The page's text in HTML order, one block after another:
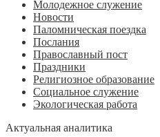
Молодежное служение
Новости
Паломническая поездка
Послания
Православный пост
Праздники
Религиозное образование
Социальное служение
Экологическая работа
Актуальная аналитика